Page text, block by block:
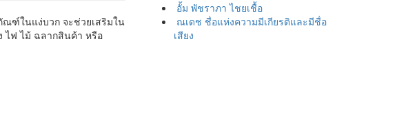
ณฑ์ในแง่บวก จะช่วยเสริมใน
ไฟ ไม้ ฉลากสินค้า หรือ
อั้ม พัชราภา ไชยเชื้อ
ณเดช ชื่อแห่งความมีเกียรติและมีชื่อ
เสียง